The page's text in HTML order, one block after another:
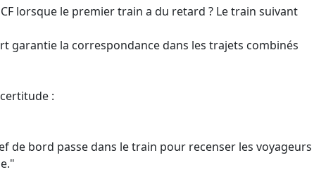
lorsque le premier train a du retard ? Le train suivant
la correspondance dans les trajets combinés
:
de bord passe dans le train pour recenser les voyageurs